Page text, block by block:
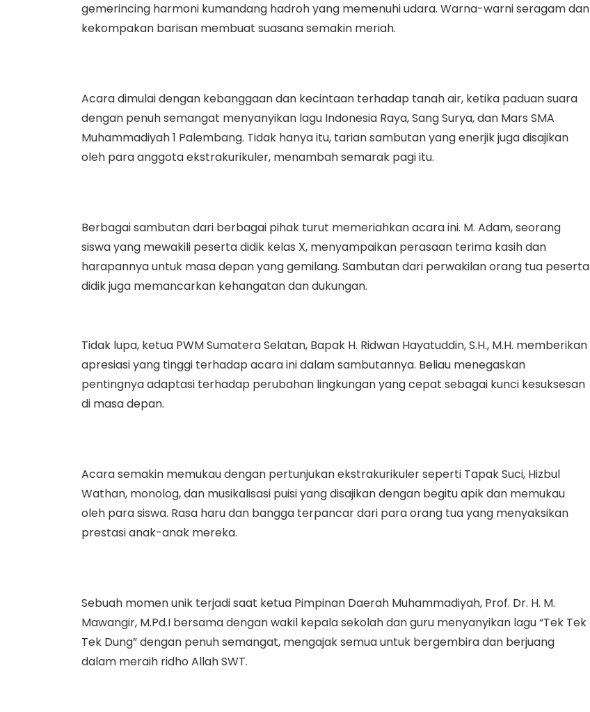
gemerincing harmoni kumandang hadroh yang memenuhi udara. Warna-warni seragam dan
kekompakan barisan membuat suasana semakin meriah.
Acara dimulai dengan kebanggaan dan kecintaan terhadap tanah air, ketika paduan suara
dengan penuh semangat menyanyikan lagu Indonesia Raya, Sang Surya, dan Mars SMA
Muhammadiyah 1 Palembang. Tidak hanya itu, tarian sambutan yang enerjik juga disajikan
oleh para anggota ekstrakurikuler, menambah semarak pagi itu.
Berbagai sambutan dari berbagai pihak turut memeriahkan acara ini. M. Adam, seorang
siswa yang mewakili peserta didik kelas X, menyampaikan perasaan terima kasih dan
harapannya untuk masa depan yang gemilang. Sambutan dari perwakilan orang tua peserta
didik juga memancarkan kehangatan dan dukungan.
Tidak lupa, ketua PWM Sumatera Selatan, Bapak H. Ridwan Hayatuddin, S.H., M.H. memberikan
apresiasi yang tinggi terhadap acara ini dalam sambutannya. Beliau menegaskan
pentingnya adaptasi terhadap perubahan lingkungan yang cepat sebagai kunci kesuksesan
di masa depan.
Acara semakin memukau dengan pertunjukan ekstrakurikuler seperti Tapak Suci, Hizbul
Wathan, monolog, dan musikalisasi puisi yang disajikan dengan begitu apik dan memukau
oleh para siswa. Rasa haru dan bangga terpancar dari para orang tua yang menyaksikan
prestasi anak-anak mereka.
Sebuah momen unik terjadi saat ketua Pimpinan Daerah Muhammadiyah, Prof. Dr. H. M.
Mawangir, M.Pd.I bersama dengan wakil kepala sekolah dan guru menyanyikan lagu “Tek Tek
Tek Dung” dengan penuh semangat, mengajak semua untuk bergembira dan berjuang
dalam meraih ridho Allah SWT.